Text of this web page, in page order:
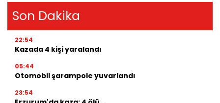
Son Dakika
22:54
Kazada 4 kişi yaralandı
05:44
Otomobil şarampole yuvarlandı
23:54